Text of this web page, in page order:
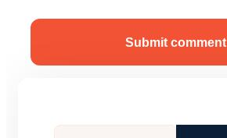
Submit comment
Tìm